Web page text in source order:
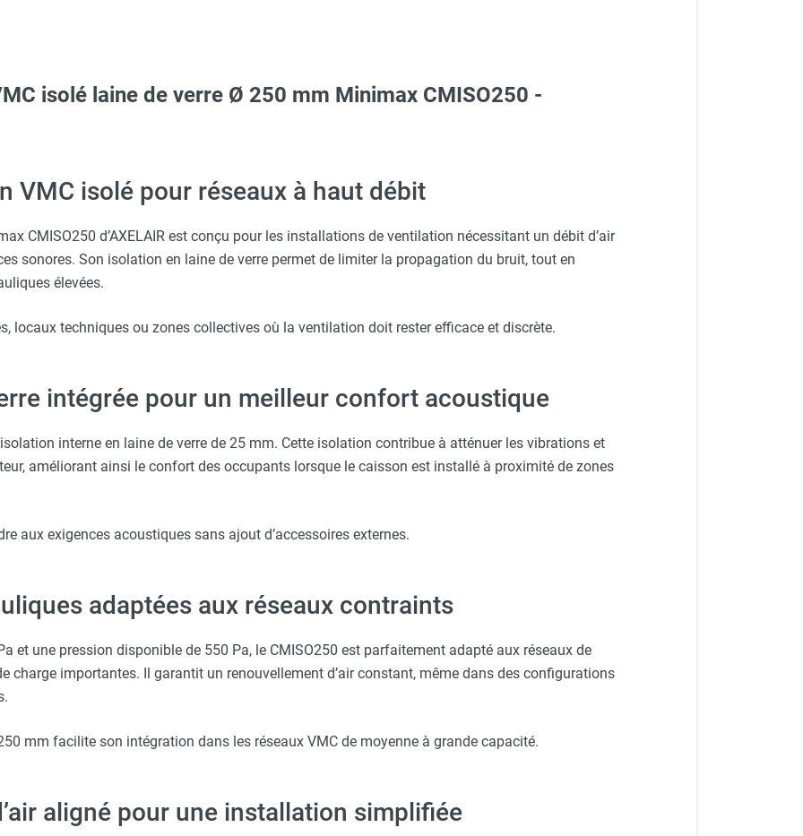
pour VMC - AXELAIR
pour VMC Ø 125 à 250 mm - AXELAIR
pour VMC Ø 250mm - AXELAIR
protège-menton Smartguard PE 10H - HUSQVARNA
isolé laine de verre Ø 250 mm Minimax CMISO250 -
VMC isolé pour réseaux à haut débit
CMISO250 d’AXELAIR est conçu pour les installations de ventilation nécessitant un débit d’air
sonores. Son isolation en laine de verre permet de limiter la propagation du bruit, tout en
élevées.
locaux techniques ou zones collectives où la ventilation doit rester efficace et discrète.
intégrée pour un meilleur confort acoustique
interne en laine de verre de 25 mm. Cette isolation contribue à atténuer les vibrations et
améliorant ainsi le confort des occupants lorsque le caisson est installé à proximité de zones
aux exigences acoustiques sans ajout d’accessoires externes.
adaptées aux réseaux contraints
et une pression disponible de 550 Pa, le CMISO250 est parfaitement adapté aux réseaux de
charge importantes. Il garantit un renouvellement d’air constant, même dans des configurations
mm facilite son intégration dans les réseaux VMC de moyenne à grande capacité.
aligné pour une installation simplifiée